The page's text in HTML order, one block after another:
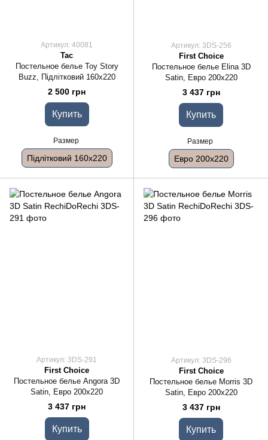
Артикул: 40081
Tac
Постельное белье Toy Story
Buzz, Підлітковий 160x220
2 500 грн
Купить
Размер
Підлітковий 160x220
Артикул: 3DS-256
First Choice
Постельное белье Elina 3D
Satin, Евро 200x220
3 437 грн
Купить
Размер
Евро 200x220
Артикул: 3DS-291
First Choice
Постельное белье Angora 3D
Satin, Евро 200x220
3 437 грн
Купить
Артикул: 3DS-296
First Choice
Постельное белье Morris 3D
Satin, Евро 200x220
3 437 грн
Купить